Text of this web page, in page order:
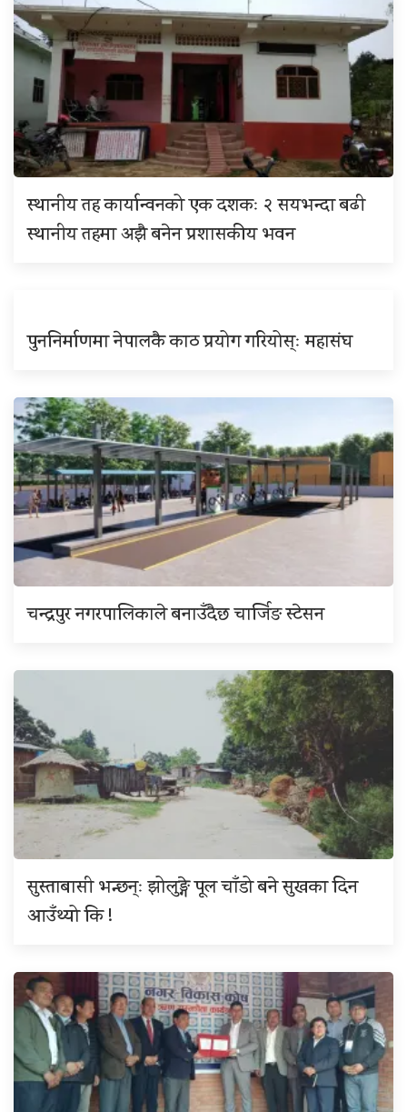
स्थानीय तह कार्यान्वनको एक दशकः २ सयभन्दा बढी
स्थानीय तहमा अझै बनेन प्रशासकीय भवन
पुननिर्माणमा नेपालकै काठ प्रयोग गरियोस्ः महासंघ
चन्द्रपुर नगरपालिकाले बनाउँदैछ चार्जिङ स्टेसन
सुस्ताबासी भन्छन्ः झोलुङ्गे पूल चाँडो बने सुखका दिन
आउँथ्यो कि !